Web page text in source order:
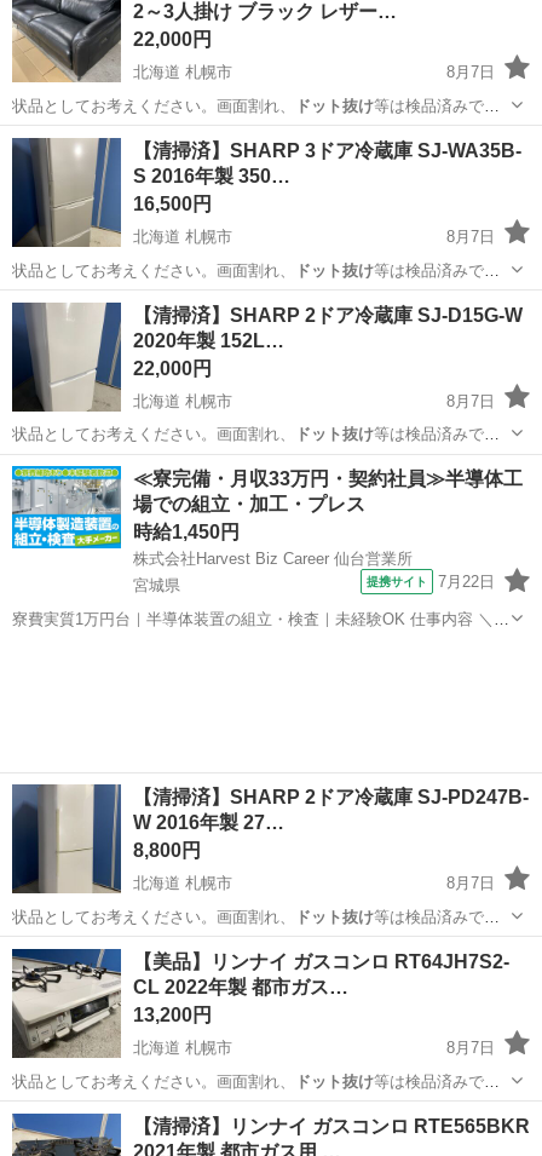
2～3人掛け ブラック レザー…
22,000円
北海道 札幌市
8月7日
状品としてお考えください。画面割れ、
ドット抜け等は検品済みで
す。 ※ストーブ・ガ…
北海道 札幌市 ソファ
【清掃済】SHARP 3ドア冷蔵庫 SJ-WA35B-
S 2016年製 350…
16,500円
北海道 札幌市
8月7日
状品としてお考えください。画面割れ、
ドット抜け等は検品済みで
す。 ※ストーブ・ガ…
北海道 札幌市 キッチン家電
【清掃済】SHARP 2ドア冷蔵庫 SJ-D15G-W
2020年製 152L…
22,000円
北海道 札幌市
8月7日
状品としてお考えください。画面割れ、
ドット抜け等は検品済みで
す。 ※ストーブ・ガ…
北海道 札幌市 キッチン家電 商品
≪寮完備・月収33万円・契約社員≫半導体工
場での組立・加工・プレス
時給1,450円
株式会社Harvest Biz Career 仙台営業所
宮城県
提携サイト 7月22日
寮費実質1万円台｜半導体装置の組立・検査｜未経験OK 仕事内容 ＼半
【清掃済】SHARP 2ドア冷蔵庫 SJ-PD247B-
W 2016年製 27…
8,800円
北海道 札幌市
8月7日
状品としてお考えください。画面割れ、
ドット抜け等は検品済みで
す。 ※ストーブ・ガ…
北海道 札幌市 キッチン家電 商品
【美品】リンナイ ガスコンロ RT64JH7S2-
CL 2022年製 都市ガス…
13,200円
北海道 札幌市
8月7日
状品としてお考えください。画面割れ、
ドット抜け等は検品済みで
す。 ※ストーブ・ガ…
北海道 札幌市 調理器具 商品
【清掃済】リンナイ ガスコンロ RTE565BKR
2021年製 都市ガス用 …